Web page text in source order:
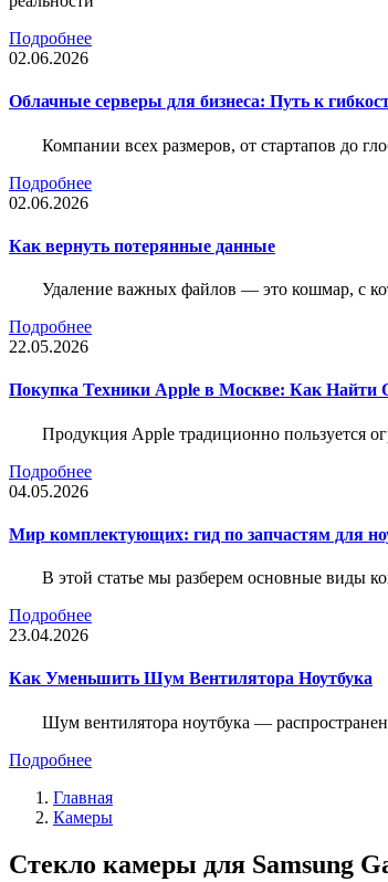
Подробнее
02.06.2026
Облачные серверы для бизнеса: Путь к
Компании всех размеров, от стартапов до
Подробнее
02.06.2026
Как вернуть потерянные данные
Удаление важных файлов — это кошмар, с
Подробнее
22.05.2026
Покупка Техники Apple в Москве: Как Найти
Продукция Apple традиционно пользуется
Подробнее
04.05.2026
Мир комплектующих: гид по запчастям для
В этой статье мы разберем основные виды
Подробнее
23.04.2026
Как Уменьшить Шум Вентилятора Ноутбука
Шум вентилятора ноутбука —
Подробнее
Главная
Камеры
Стекло камеры для Samsung